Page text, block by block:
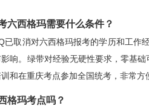
六西格玛需要什么条件？
已取消对六西格玛报考的学历和工作
响。绿带对经验无硬性要求，零基
和在重庆考点参加全国统考，非常方
格玛考点吗？